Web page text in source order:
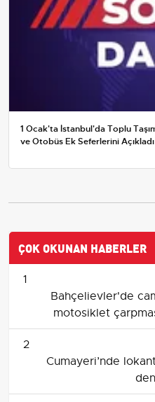
1 Ocak'ta İstanbul'da Toplu
ve Otobüs Ek Seferlerini Açıkladı
ÇOK OKUNAN HABERLER
1
Bahçelievler'de
motosiklet
2
Cumayeri’nde